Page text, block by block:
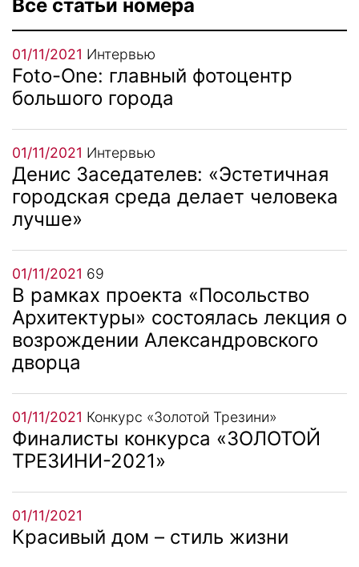
Все статьи номера
01/11/2021 Интервью
Foto-One: главный фотоцентр
большого города
01/11/2021 Интервью
Денис Заседателев: «Эстетичная
городская среда делает человека
лучше»
01/11/2021 69
В рамках проекта «Посольство
Архитектуры» состоялась лекция о
возрождении Александровского
дворца
01/11/2021 Конкурс «Золотой Трезини»
Финалисты конкурса «ЗОЛОТОЙ
ТРЕЗИНИ-2021»
01/11/2021
Красивый дом – стиль жизни